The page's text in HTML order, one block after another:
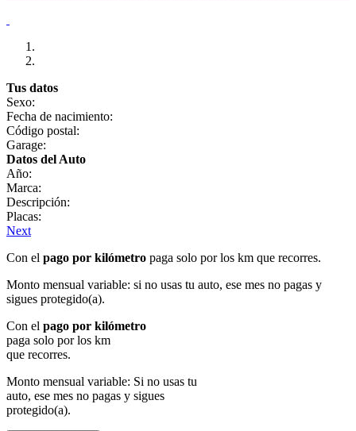
Tus datos
Sexo:
Fecha de nacimiento:
Código postal:
Garage:
Datos del Auto
Año:
Marca:
Descripción:
Placas:
Next
Con el pago por kilómetro paga solo por los km que recorres.
Monto mensual variable: si no usas tu auto, ese mes no pagas y
sigues protegido(a).
Con el pago por kilómetro
paga solo por los km
que recorres.
Monto mensual variable: Si no usas tu
auto, ese mes no pagas y sigues
protegido(a).